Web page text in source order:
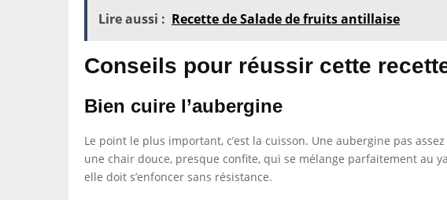
Lire aussi : Recette de Salade de fruits antillaise
Conseils pour réussir cette
Bien cuire l’aubergine
Le point le plus important, c’est la cuisson. Une aubergine pas
une chair douce, presque confite, qui se mélange parfaitement au
elle doit s’enfoncer sans résistance.